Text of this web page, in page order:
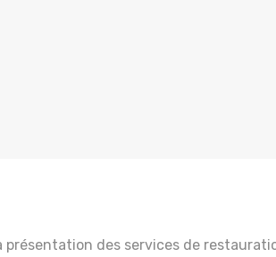
présentation des services de